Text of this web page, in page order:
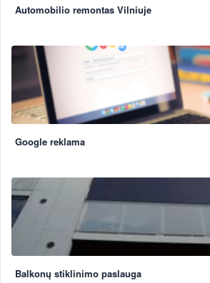
Automobilio remontas Vilniuje
Google reklama
Balkonų stiklinimo paslauga